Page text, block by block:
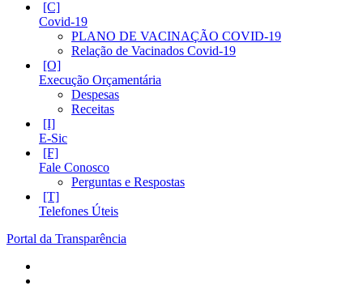
Covid-19
PLANO DE VACINAÇÃO COVID-19
Relação de Vacinados Covid-19
Execução Orçamentária
Despesas
Receitas
E-Sic
Fale Conosco
Perguntas e Respostas
Telefones Úteis
Portal da Transparência